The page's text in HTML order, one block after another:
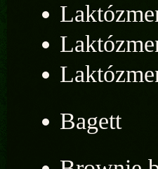
Bagett